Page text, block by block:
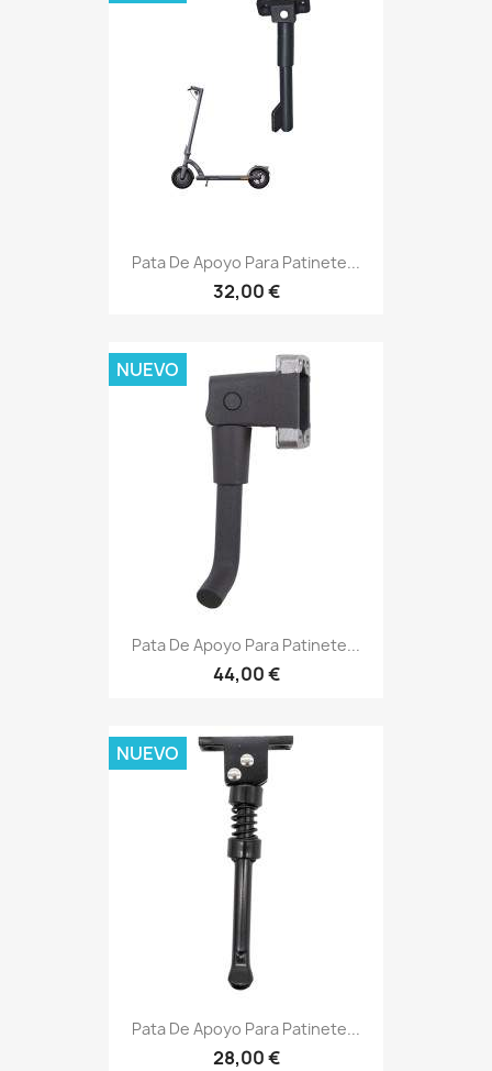
Pata De Apoyo Para Patinete...
32,00 €
Pata De Apoyo Para Patinete...
44,00 €
NUEVO
Pata De Apoyo Para Patinete...
28,00 €
NUEVO